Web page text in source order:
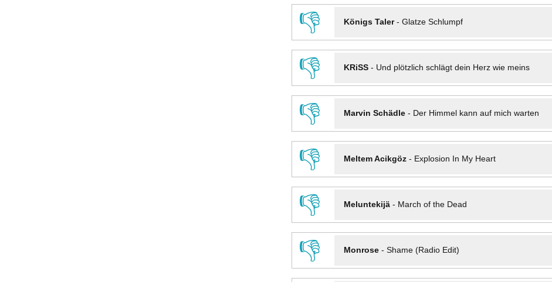
👎
Königs Taler- Glatze Schlumpf
👎
KRiSS- Und plötzlich schlägt dein Herz wie meins
👎
Marvin Schädle- Der Himmel kann auf mich warten
👎
Meltem Acikgöz- Explosion In My Heart
👎
Meluntekijä- March of the Dead
👎
Monrose- Shame (Radio Edit)